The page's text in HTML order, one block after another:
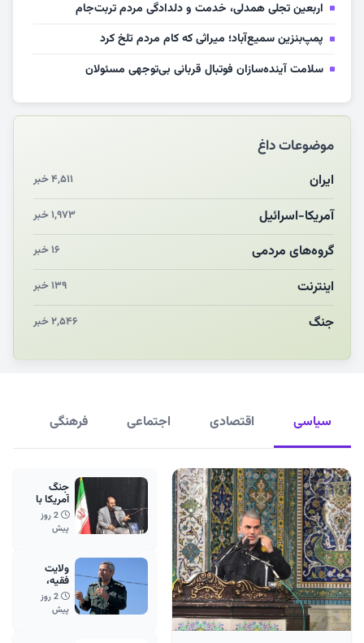
اربعین تجلی همدلی، خدمت و دلدادگی مردم تربت‌جام
پمپ‌بنزین سمیع‌آباد؛ میراثی که کام مردم تلخ کرد
سلامت آینده‌سازان فوتبال قربانی بی‌توجهی مسئولان
بازخوانی رسانه‌ای اندیشه رهبر شهید
چرایی «استقبال از آقای ایران»
انقلاب مردمی و مردم انقلابی
موضوعات داغ
ایران ۴,۵۱۱ خبر
آمریکا-اسرائیل ۱,۹۷۳ خبر
گروه‌های مردمی ۱۶ خبر
اینترنت ۱۳۹ خبر
جنگ ۲,۵۴۶ خبر
سیاسی اقتصادی اجتماعی فرهنگی
جنگ
آمریکا با
ایران
موجودیتی
است
2 روز
پیش
ولایت
فقیه،
محور
اصلی
انسجام و
2 روز
پیش